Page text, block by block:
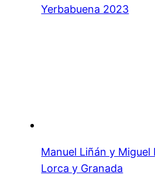
Yerbabuena 2023
Manuel Liñán y Miguel
Lorca y Granada